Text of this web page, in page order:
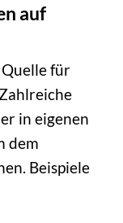
auf
für
in eigenen
dem
Beispiele